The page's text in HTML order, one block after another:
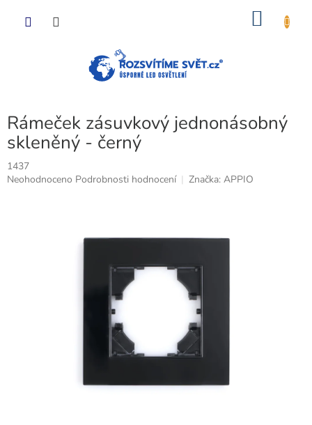
Rámeček zásuvkový jednonásobný
skleněný - černý
1437
Průměrné
Neohodnoceno Podrobnosti hodnocení Značka: APPIO